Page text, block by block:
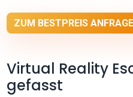
ZUM BESTPREIS
Virtual Reality
gefasst